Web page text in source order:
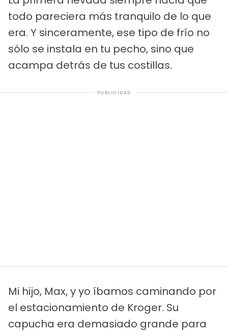
todo pareciera más tranquilo de lo que
era. Y sinceramente, ese tipo de frío no
sólo se instala en tu pecho, sino que
acampa detrás de tus costillas.
PUBLICIDAD
Mi hijo, Max, y yo íbamos caminando por
el estacionamiento de Kroger. Su
capucha era demasiado grande para